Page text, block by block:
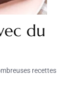
du
recettes